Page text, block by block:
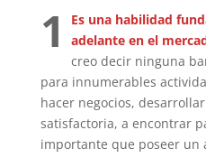
1
Es una habilidad
adelante en el
creo decir ninguna
para innumerables
hacer negocios,
satisfactoria, a encontrar
importante que poseer un